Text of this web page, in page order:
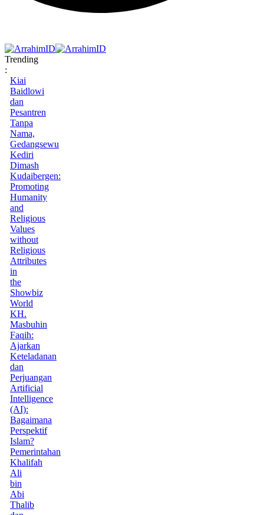
Trending
:
Kiai
Baidlowi
dan
Pesantren
Tanpa
Nama,
Gedangsewu
Kediri
Dimash
Kudaibergen:
Promoting
Humanity
and
Religious
Values
without
Religious
Attributes
in
the
Showbiz
World
KH.
Masbuhin
Faqih:
Ajarkan
Keteladanan
dan
Perjuangan
Artificial
Intelligence
(AI):
Bagaimana
Perspektif
Islam?
Pemerintahan
Khalifah
Ali
bin
Abi
Thalib